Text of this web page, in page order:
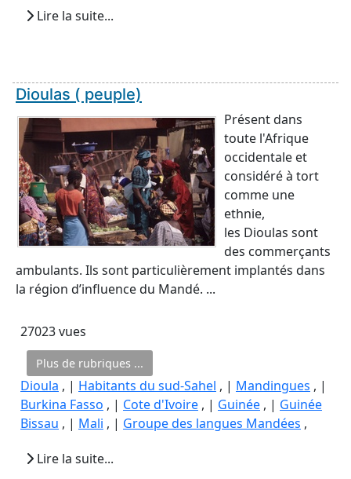
Lire la suite...
Dioulas ( peuple)
Présent dans
toute l'Afrique
occidentale et
considéré à tort
comme une
ethnie,
les Dioulas sont
des commerçants
ambulants. Ils sont particulièrement implantés dans
la région d’influence du Mandé. ...
27023 vues
Plus de rubriques ...
Dioula , | Habitants du sud-Sahel , | Mandingues , |
Burkina Fasso , | Cote d'Ivoire , | Guinée , | Guinée
Bissau , | Mali , | Groupe des langues Mandées ,
Lire la suite...